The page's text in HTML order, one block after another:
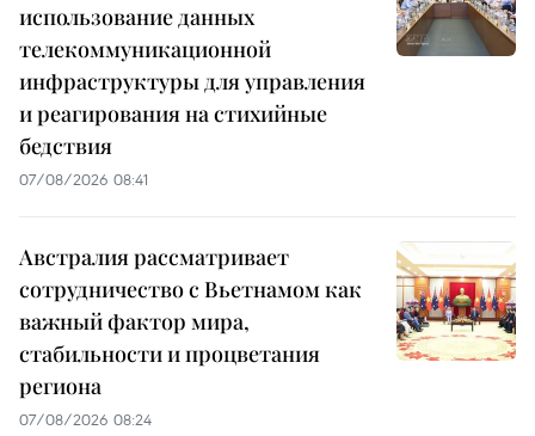
использование данных
телекоммуникационной
инфраструктуры для управления
и реагирования на стихийные
бедствия
07/08/2026 08:41
Австралия рассматривает
сотрудничество с Вьетнамом как
важный фактор мира,
стабильности и процветания
региона
07/08/2026 08:24